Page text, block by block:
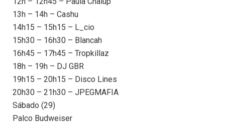
13h – 14h – Cashu
14h15 – 15h15 – L_cio
15h30 – 16h30 – Blancah
16h45 – 17h45 – Tropkillaz
18h – 19h – DJ GBR
19h15 – 20h15 – Disco Lines
20h30 – 21h30 – JPEGMAFIA
Sábado (29)
Palco Budweiser